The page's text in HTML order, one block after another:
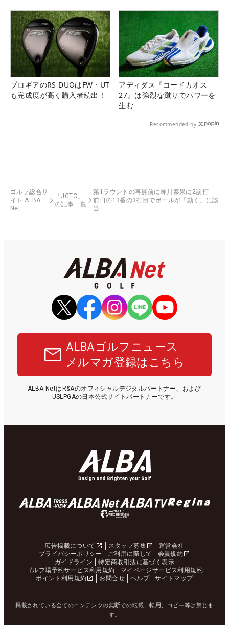
プロギアのRS DUOはFW・UT
も完成度が高く購入者続出！
アディダス『コードカオス
27』は強烈な蹴りでパワーを
生む
Recommended by
ゴルフ総合サ
イト ALBA
Net
「JGTO」
の記事一覧
第1ラウンドの再開前に蟬川泰果に2罰打
前日の13番の3打目でボールが「動く」に該
当
ALBAゴルフニュース
メルマガ登録はこちら
ALBA NetはR&Aのオフィシャルデジタルパートナー、および
USLPGAの日本公式サイトパートナーです。
広告掲載について スタッフ募集
運営会社
プライバシーポリシー
ご利用に際して
会員規約
ガイドライン
特定商取引法に基づく表示
ゴルフ場予約サービス利用規約
マイページサービス利用規約
ポイント利用規約
お問合せ ヘルプ サイトマップ
掲載されている全てのコンテンツの無断での転載、転用、コピー等は禁じま
す。